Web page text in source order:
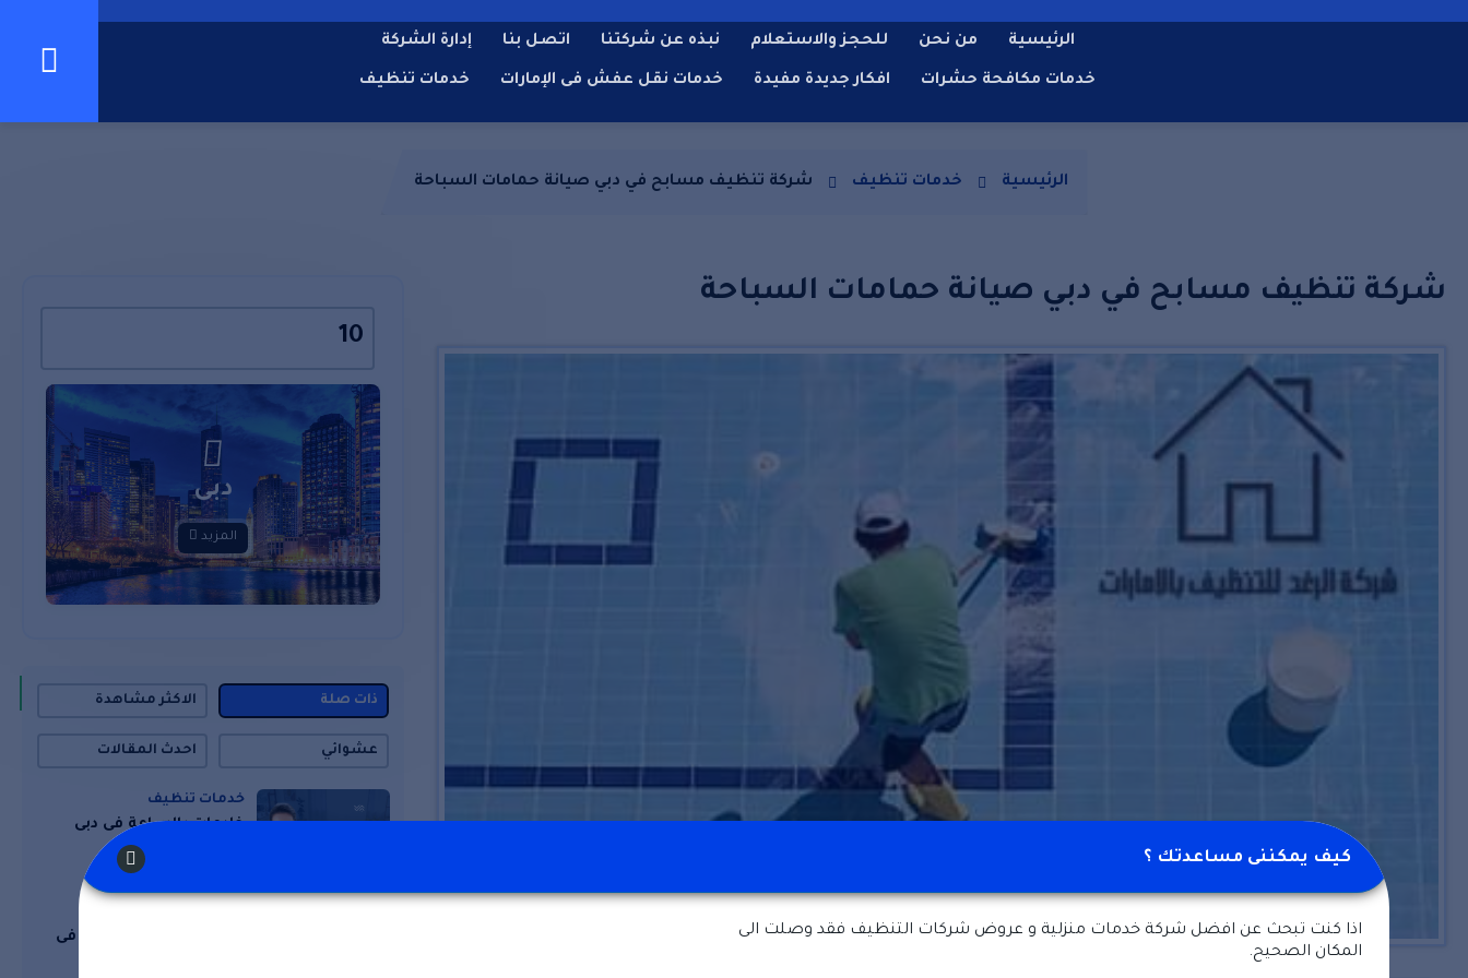
الرئيسية من نحن للحجز والاستعلام نبذه عن شركتنا اتصل بنا إدارة الشركة
خدمات مكافحة حشرات افكار جديدة مفيدة خدمات نقل عفش فى الإمارات خدمات تنظيف
الرئيسية خدمات تنظيف شركة تنظيف مسابح في دبي صيانة حمامات السباحة
شركة تنظيف مسابح في دبي صيانة حمامات السباحة
10
دبى
المزيد
ذات صلة الاكثر مشاهدة
عشوائي احدث المقالات
خدمات تنظيف
خادمات بالساعة فى دبى
مكتب خادمات بالساعة فى
كيف يمكننى مساعدتك ؟
اذا كنت تبحث عن افضل شركة خدمات منزلية و عروض شركات التنظيف فقد وصلت الى
المكان الصحيح.